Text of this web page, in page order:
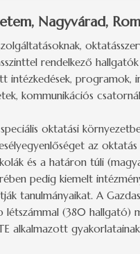
Nagyvárad,
rendelkező
intézkedések, programok,
kommunikációs
oktatási
az
és a határon túli
pedig kiemelt
tanulmányaikat. A
létszámmal (380 hallgató)
alkalmazott